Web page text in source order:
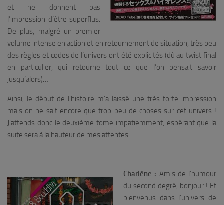
et ne donnent pas
l’impression d’être superflus.
De plus, malgré un premier
volume intense en action et en retournement de situation, très peu
des règles et codes de l’univers ont été explicités (dû au twist final
en particulier, qui retourne tout ce que l’on pensait savoir
jusqu’alors)…
Ainsi, le début de l’histoire m’a laissé une très forte impression
mais on ne sait encore que trop peu de choses sur cet univers !
J’attends donc le deuxième tome impatiemment, espérant que la
suite sera à la hauteur de mes attentes.
Charlène : Amis de l’humour
du second degré, bonjour ! Et
bienvenus dans l’univers de